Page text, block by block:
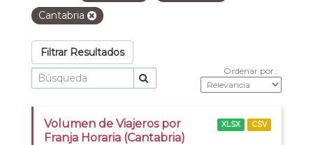
Cantabria
Filtrar Resultados
Ordenar por
Volumen de Viajeros por
Franja Horaria (Cantabria)
XLSX CSV